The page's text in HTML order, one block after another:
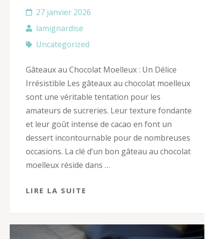
27 janvier 2026
lamignardise
Uncategorized
Gâteaux au Chocolat Moelleux : Un Délice
Irrésistible Les gâteaux au chocolat moelleux
sont une véritable tentation pour les
amateurs de sucreries. Leur texture fondante
et leur goût intense de cacao en font un
dessert incontournable pour de nombreuses
occasions. La clé d’un bon gâteau au chocolat
moelleux réside dans …
LIRE LA SUITE